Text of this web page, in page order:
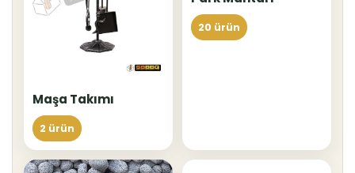
Maşa Takımı
2 ürün
20 ürün